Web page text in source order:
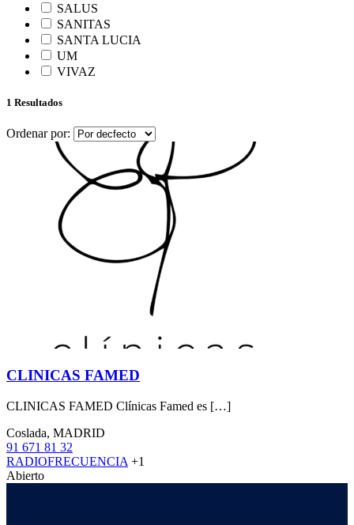
SALUS
SANITAS
SANTA LUCIA
UM
VIVAZ
1 Resultados
Ordenar por:
CLINICAS FAMED
CLINICAS FAMED Clínicas Famed es […]
Coslada, MADRID
91 671 81 32
RADIOFRECUENCIA +1
Abierto